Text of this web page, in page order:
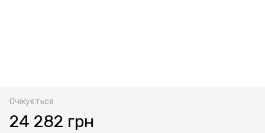
Очікується
24 282 грн